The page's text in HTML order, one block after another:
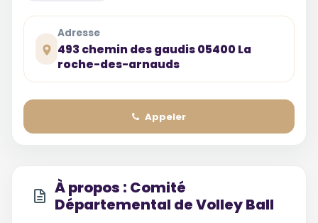
Adresse
493 chemin des gaudis 05400 La
roche-des-arnauds
Appeler
À propos : Comité
Départemental de Volley Ball